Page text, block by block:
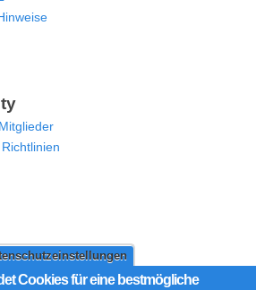
Cookies für eine bestmögliche
auf MoW